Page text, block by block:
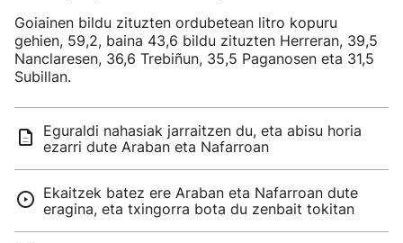
Goiainen bildu zituzten ordubetean litro kopuru
gehien, 59,2, baina 43,6 bildu zituzten Herreran, 39,5
Nanclaresen, 36,6 Trebiñun, 35,5 Paganosen eta 31,5
Subillan.
Eguraldi nahasiak jarraitzen du, eta abisu horia
ezarri dute Araban eta Nafarroan
Ekaitzek batez ere Araban eta Nafarroan dute
eragina, eta txingorra bota du zenbait tokitan